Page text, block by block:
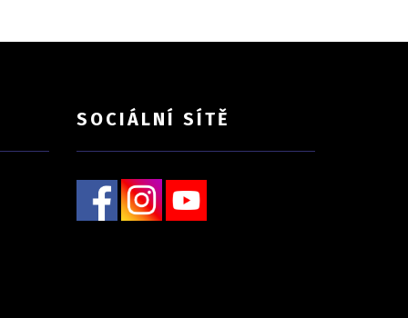
SOCIÁLNÍ SÍTĚ